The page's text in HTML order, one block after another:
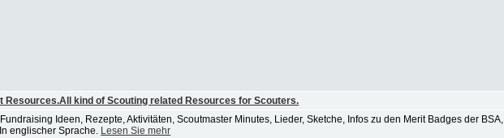
Resources.All kind of Scouting related Resources for Scouters.
Ideen, Rezepte, Aktivitäten, Scoutmaster Minutes, Lieder, Sketche, Infos zu den Merit Badges der BSA,
englischer Sprache. Lesen Sie mehr